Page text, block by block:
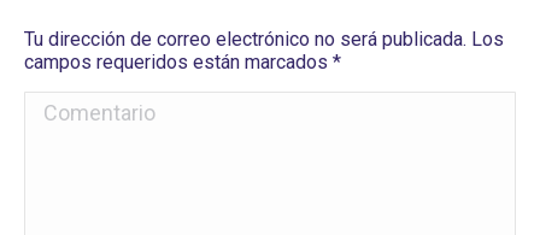
Tu dirección de correo electrónico no será publicada. Los
campos requeridos están marcados *
Comentario